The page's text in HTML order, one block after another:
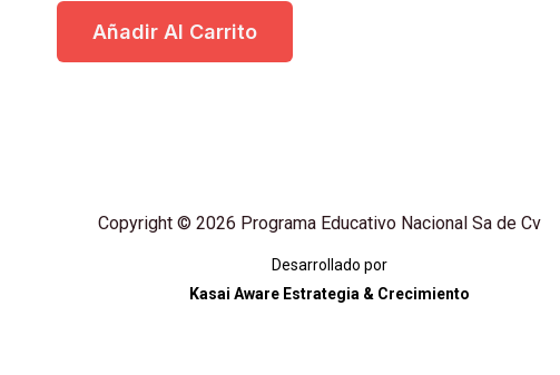
Añadir Al Carrito
Copyright © 2026 Programa Educativo Nacional Sa de Cv
Desarrollado por
Kasai Aware Estrategia & Crecimiento